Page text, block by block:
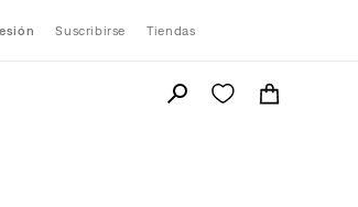
Suscribirse Tiendas